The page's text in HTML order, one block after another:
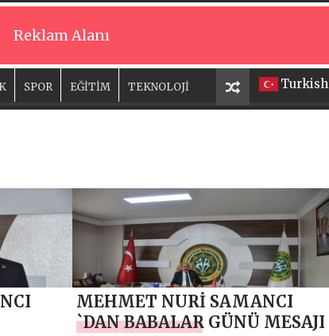
Reklam Alanı
Turkish
SPOR EĞİTİM TEKNOLOJİ
MEHMET NURİ SAMANCI
`DAN BABALAR GÜNÜ MESAJI